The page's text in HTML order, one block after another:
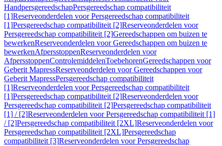
HandpersgereedschapPersgereedschap compatibiliteit
[1]Reserveonderdelen voor Persgereedschap compatibiliteit
[1]Persgereedschap compatibiliteit [2]Reserveonderdelen voor
Persgereedschap compatibiliteit [2]Gereedschappen om buizen te
bewerkenReserveonderdelen voor Gereedschappen om buizen te
bewerkenAfpersstoppenReserveonderdelen voor
AfpersstoppenControlemiddelenToebehorenGereedschappen voor
Geberit MapressReserveonderdelen voor Gereedschappen voor
Geberit MapressPersgereedschap compatibiliteit
[1]Reserveonderdelen voor Persgereedschap compatibiliteit
[1]Persgereedschap compatibiliteit [2]Reserveonderdelen voor
Persgereedschap compatibiliteit [2]Persgereedschap compatibiliteit
[1] / [2]Reserveonderdelen voor Persgereedschap compatibiliteit [1]
/ [2]Persgereedschap compatibiliteit [2XL]Reserveonderdelen voor
Persgereedschap compatibiliteit [2XL]Persgereedschap
compatibiliteit [3]Reserveonderdelen voor Persgereedschap